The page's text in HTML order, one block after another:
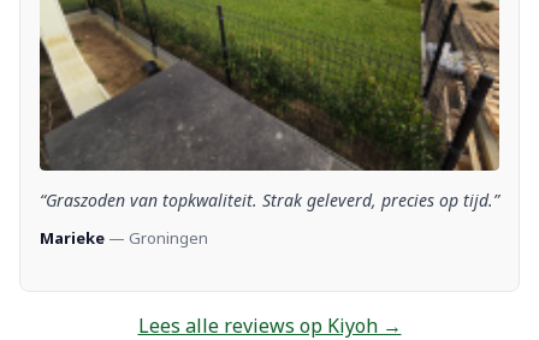
“Graszoden van topkwaliteit. Strak geleverd, precies op tijd.”
Marieke — Groningen
Lees alle reviews op Kiyoh →